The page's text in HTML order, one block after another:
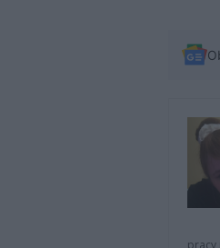
pracy